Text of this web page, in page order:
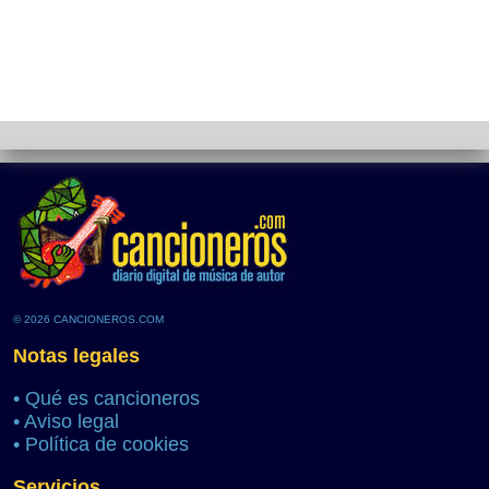
© 2026 CANCIONEROS.COM
Notas legales
• Qué es cancioneros
• Aviso legal
• Política de cookies